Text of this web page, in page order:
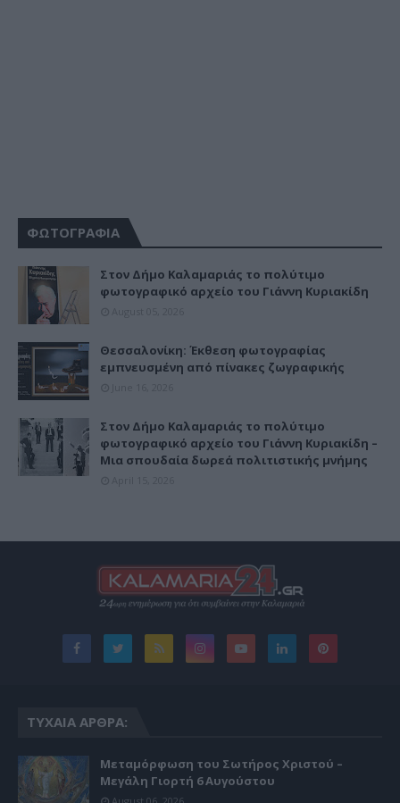
ΦΩΤΟΓΡΑΦΙΑ
Στον Δήμο Καλαμαριάς το πολύτιμο
φωτογραφικό αρχείο του Γιάννη Κυριακίδη
Θεσσαλονίκη: Έκθεση φωτογραφίας
εμπνευσμένη από πίνακες ζωγραφικής
Στον Δήμο Καλαμαριάς το πολύτιμο
φωτογραφικό αρχείο του Γιάννη Κυριακίδη –
Μια σπουδαία δωρεά πολιτιστικής μνήμης
ΤΥΧΑΊΑ ΆΡΘΡΑ:
Μεταμόρφωση του Σωτήρος Χριστού –
Μεγάλη Γιορτή 6 Αυγούστου